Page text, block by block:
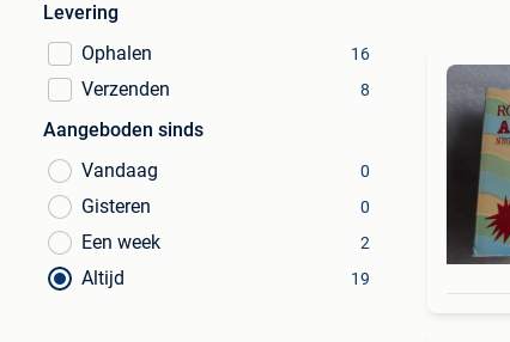
Levering
Ophalen
16
Verzenden 8
Aangeboden sinds
Vandaag
0
Gisteren 0
Een week 2
Altijd 19